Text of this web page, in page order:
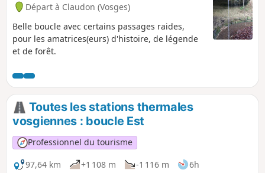
Départ à Claudon (Vosges)
Belle boucle avec certains passages raides,
pour les amatrices(eurs) d'histoire, de légende
et de forêt.
Toutes les stations thermales
vosgiennes : boucle Est
Professionnel du tourisme
97,64 km
+1 108 m -1 116 m
6h